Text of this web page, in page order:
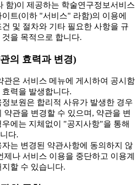
함)이 제공하는 학술연구정보서비스
이트(이하 "서비스" 라함)의 이용에
건 및 절차와 기타 필요한 사항을 규
것을 목적으로 합니다.
의 효력과 변경)
은 서비스 메뉴에 게시하여 공시함
효력을 발생합니다.
보원은 합리적 사유가 발생한 경우
약관을 변경할 수 있으며, 약관을 변
우에는 지체없이 "공지사항"을 통해
다.
는 변경된 약관사항에 동의하지 않
제나 서비스 이용을 중단하고 이용계
지할 수 있습니다.